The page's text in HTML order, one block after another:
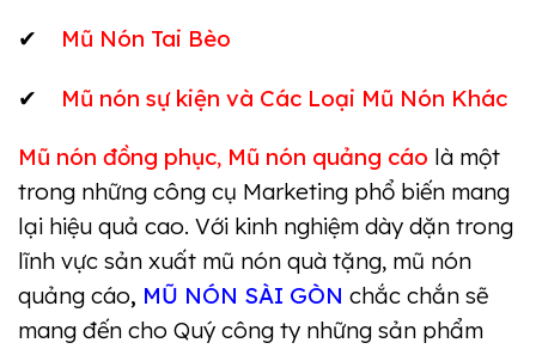
✔ Mũ Nón Tai Bèo
✔ Mũ nón sự kiện và Các Loại Mũ Nón Khác
Mũ nón đồng phục, Mũ nón quảng cáo là một
trong những công cụ Marketing phổ biến mang
lại hiệu quả cao. Với kinh nghiệm dày dặn trong
lĩnh vực sản xuất mũ nón quà tặng, mũ nón
quảng cáo, MŨ NÓN SÀI GÒN chắc chắn sẽ
mang đến cho Quý công ty những sản phẩm